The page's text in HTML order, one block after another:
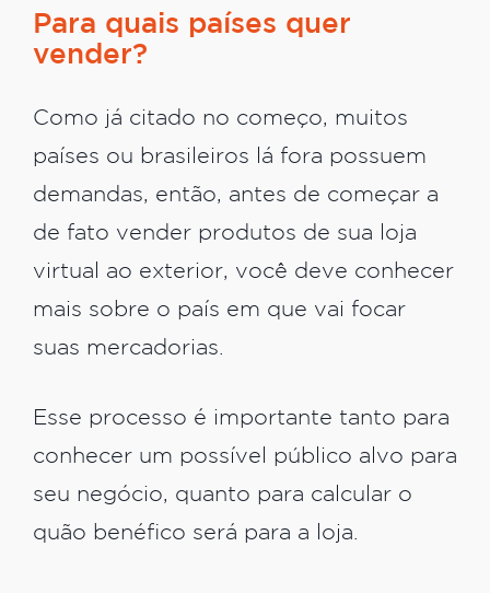
Para quais países quer
vender?
Como já citado no começo, muitos
países ou brasileiros lá fora possuem
demandas, então, antes de começar a
de fato vender produtos de sua loja
virtual ao exterior, você deve conhecer
mais sobre o país em que vai focar
suas mercadorias.
Esse processo é importante tanto para
conhecer um possível público alvo para
seu negócio, quanto para calcular o
quão benéfico será para a loja.